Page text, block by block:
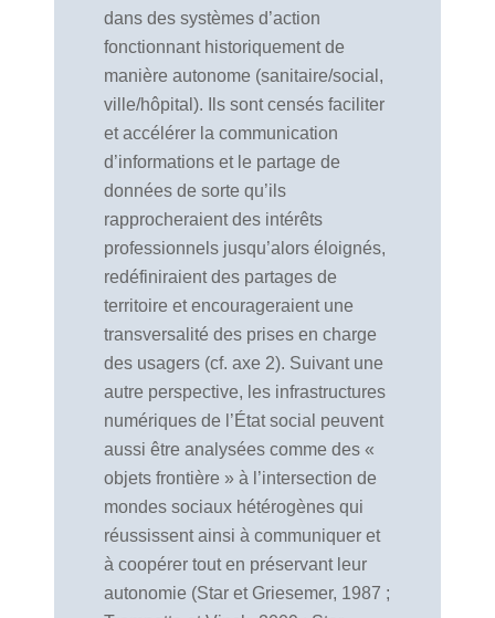
dans des systèmes d’action
fonctionnant historiquement de
manière autonome (sanitaire/social,
ville/hôpital). Ils sont censés faciliter
et accélérer la communication
d’informations et le partage de
données de sorte qu’ils
rapprocheraient des intérêts
professionnels jusqu’alors éloignés,
redéfiniraient des partages de
territoire et encourageraient une
transversalité des prises en charge
des usagers (cf. axe 2). Suivant une
autre perspective, les infrastructures
numériques de l’État social peuvent
aussi être analysées comme des «
objets frontière » à l’intersection de
mondes sociaux hétérogènes qui
réussissent ainsi à communiquer et
à coopérer tout en préservant leur
autonomie (Star et Griesemer, 1987 ;